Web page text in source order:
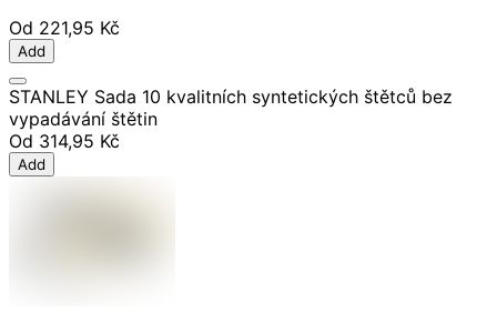
Od 221,95 Kč
Add
STANLEY Sada 10 kvalitních syntetických štětců bez
vypadávání štětin
Od 314,95 Kč
Add